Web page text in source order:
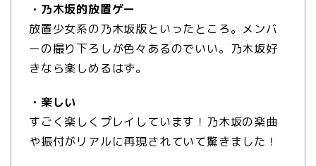
・乃木坂的放置ゲー
放置少女系の乃木坂版といったところ。メンバ
ーの撮り下ろしが色々あるのでいい。乃木坂好
きなら楽しめるはず。
・楽しい
すごく楽しくプレイしています！乃木坂の楽曲
や振付がリアルに再現されていて驚きました！